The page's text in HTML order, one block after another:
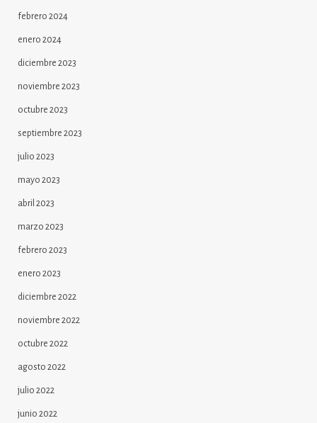
febrero 2024
enero 2024
diciembre 2023
noviembre 2023
octubre 2023
septiembre 2023
julio 2023
mayo 2023
abril 2023
marzo 2023
febrero 2023
enero 2023
diciembre 2022
noviembre 2022
octubre 2022
agosto 2022
julio 2022
junio 2022